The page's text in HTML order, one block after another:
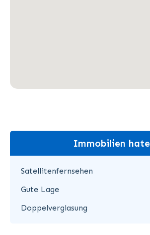
Immobilien hate
Satellitenfernsehen
Gute Lage
Doppelverglasung